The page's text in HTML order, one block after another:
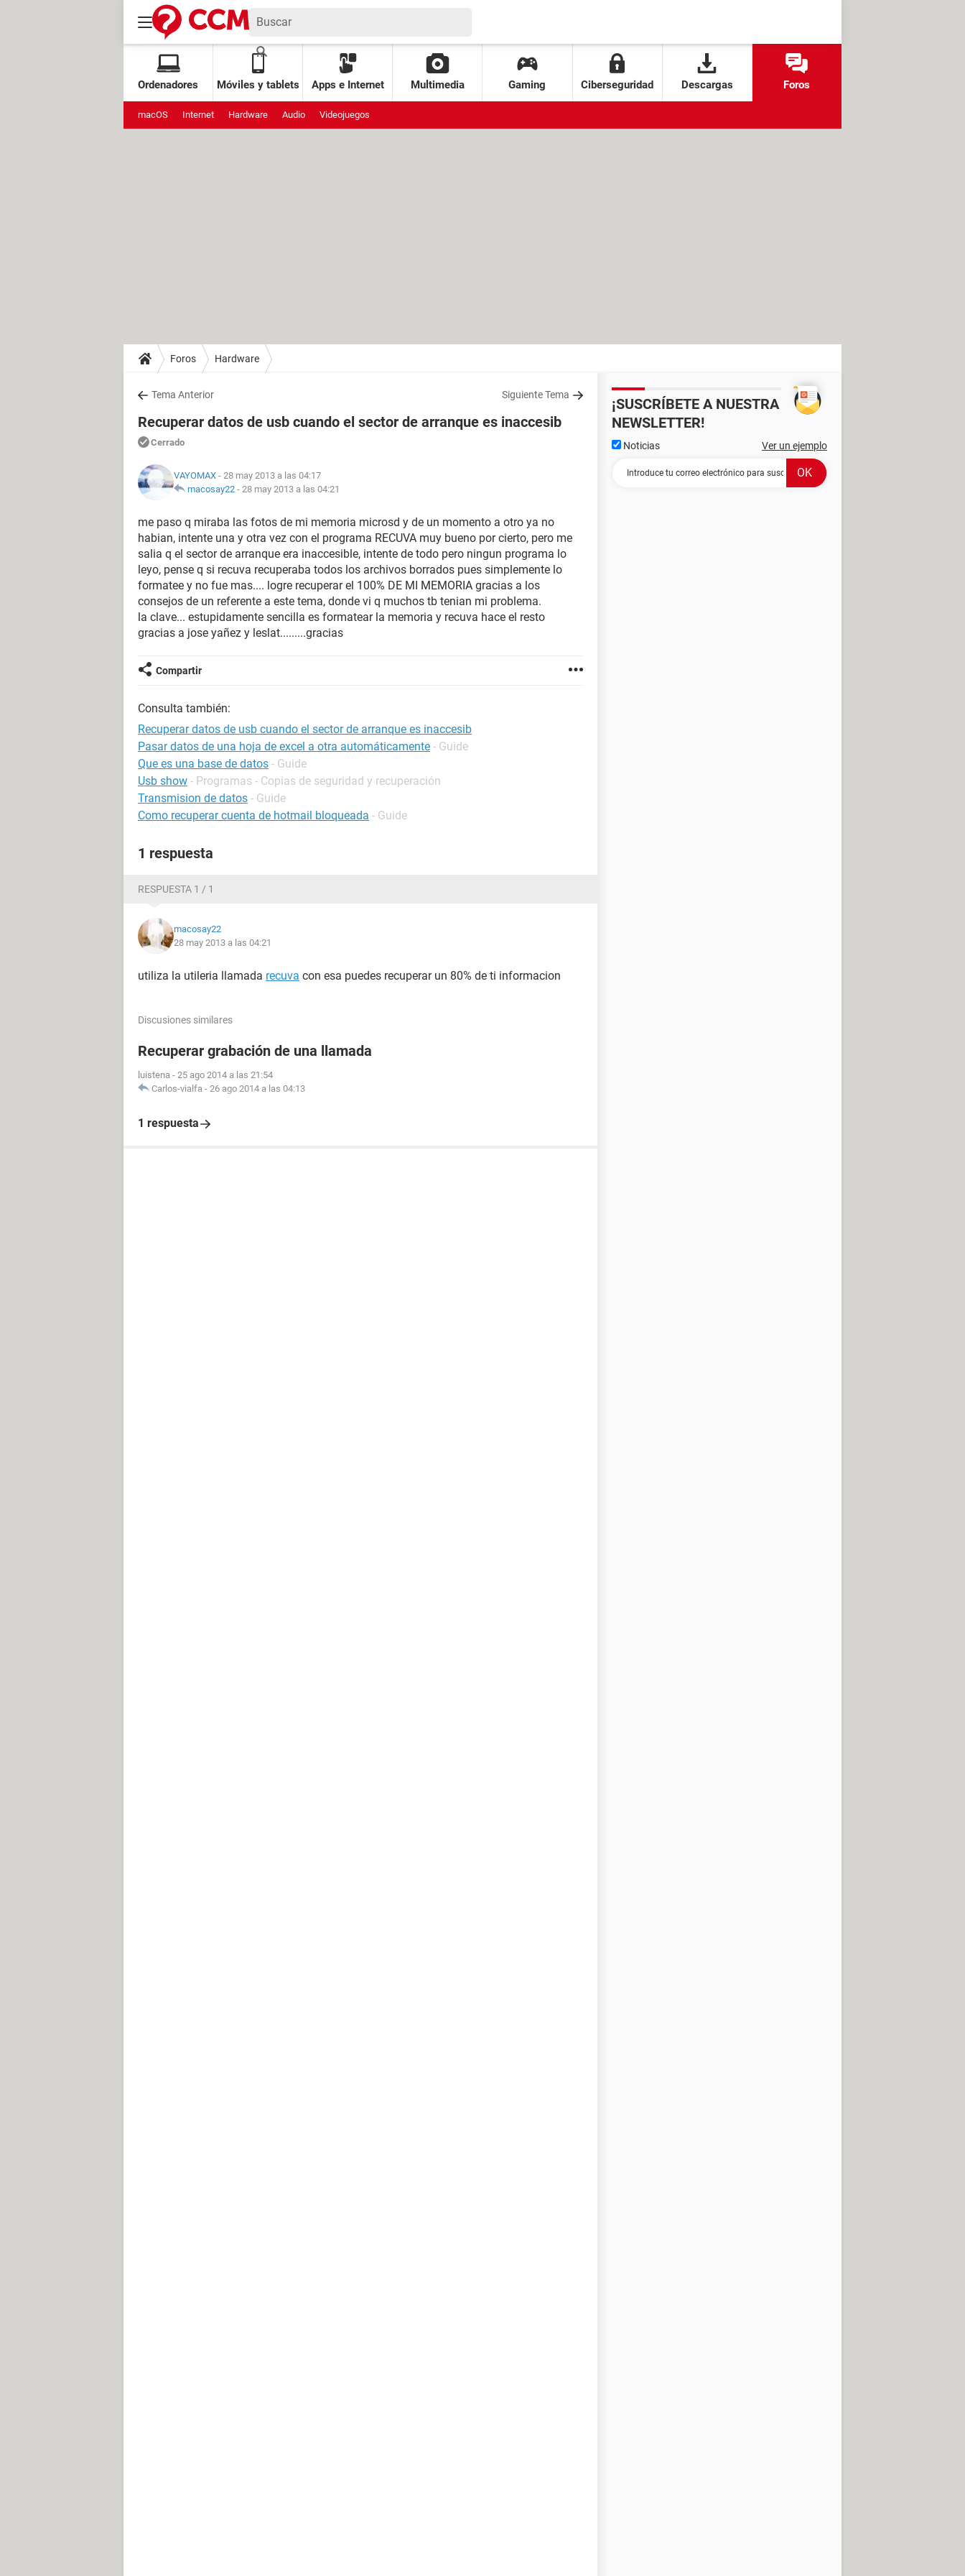
Ordenadores Móviles y tablets Apps e Internet Multimedia Gaming Ciberseguridad Descargas Foros
macOS Internet Hardware Audio Videojuegos
Foros Hardware
Tema Anterior Siguiente Tema
Recuperar datos de usb cuando el sector de arranque es inaccesib
Cerrado
VAYOMAX - 28 may 2013 a las 04:17
macosay22 - 28 may 2013 a las 04:21
me paso q miraba las fotos de mi memoria microsd y de un momento a otro ya no
habian, intente una y otra vez con el programa RECUVA muy bueno por cierto, pero me
salia q el sector de arranque era inaccesible, intente de todo pero ningun programa lo
leyo, pense q si recuva recuperaba todos los archivos borrados pues simplemente lo
formatee y no fue mas.... logre recuperar el 100% DE MI MEMORIA gracias a los
consejos de un referente a este tema, donde vi q muchos tb tenian mi problema.
la clave... estupidamente sencilla es formatear la memoria y recuva hace el resto
gracias a jose yañez y leslat.........gracias
Compartir
Consulta también:
Recuperar datos de usb cuando el sector de arranque es inaccesib
Pasar datos de una hoja de excel a otra automáticamente - Guide
Que es una base de datos - Guide
Usb show - Programas - Copias de seguridad y recuperación
Transmision de datos - Guide
Como recuperar cuenta de hotmail bloqueada - Guide
1 respuesta
RESPUESTA 1 / 1
macosay22
28 may 2013 a las 04:21
utiliza la utileria llamada recuva con esa puedes recuperar un 80% de ti informacion
Discusiones similares
Recuperar grabación de una llamada
luistena - 25 ago 2014 a las 21:54
Carlos-vialfa - 26 ago 2014 a las 04:13
1 respuesta
¡SUSCRÍBETE A NUESTRA
NEWSLETTER!
Noticias Ver un ejemplo